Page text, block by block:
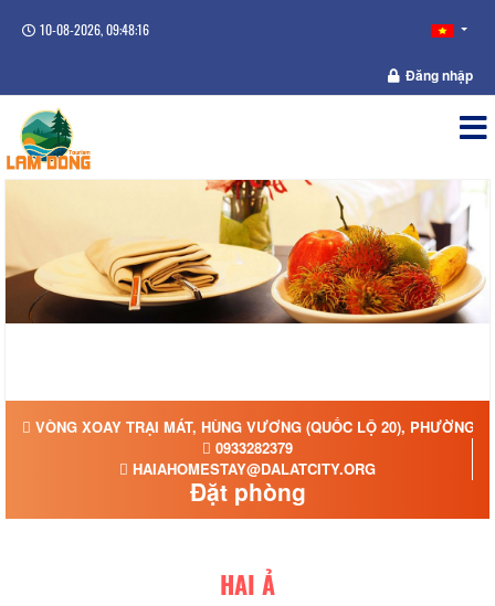
10-08-2026, 09:48:16
Đăng nhập
VÒNG XOAY TRẠI MÁT, HÙNG VƯƠNG (QUỐC LỘ 20), PHƯỜNG
0933282379
HAIAHOMESTAY@DALATCITY.ORG
Đặt phòng
HAI Ả